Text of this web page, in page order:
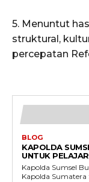
5. Menuntut
struktural,
percepatan
BLOG
KAPOLDA
UNTUK PELAJAR
Kapolda Sumsel
Kapolda Sumatera